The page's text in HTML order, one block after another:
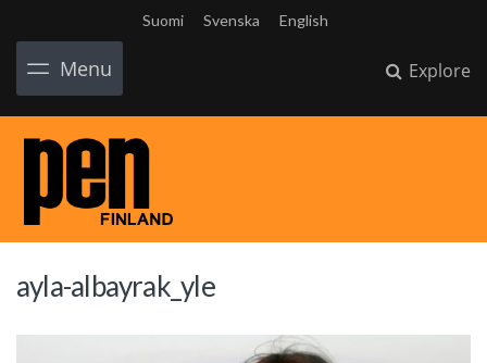
Suomi Svenska English
Menu Explore
ayla-albayrak_yle